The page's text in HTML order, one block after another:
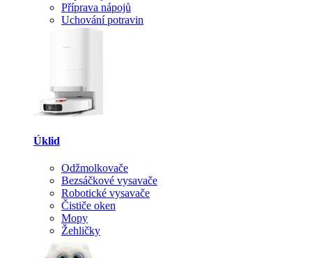
Příprava nápojů
Uchování potravin
Úklid
Odžmolkovače
Bezsáčkové vysavače
Robotické vysavače
Čističe oken
Mopy
Žehličky